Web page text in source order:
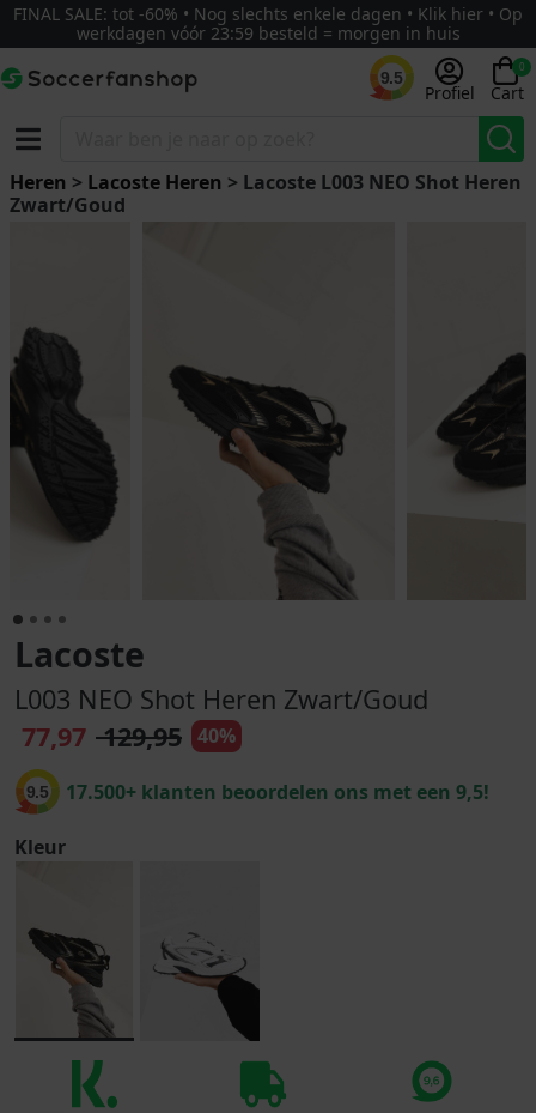
FINAL SALE: tot -60% • Nog slechts enkele dagen • Klik hier • Op
werkdagen vóór 23:59 besteld = morgen in huis
9.5
Profiel
0
Cart
Heren > Lacoste Heren > Lacoste L003 NEO Shot Heren
Zwart/Goud
Lacoste
L003 NEO Shot Heren Zwart/Goud
77,97 129,95 40%
9.5 17.500+ klanten beoordelen ons met een 9,5!
Kleur